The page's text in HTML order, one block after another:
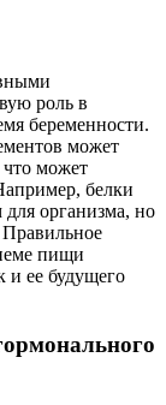
роль в
беременности.
может
что может
белки
организма, но
Правильное
пищи
и ее будущего